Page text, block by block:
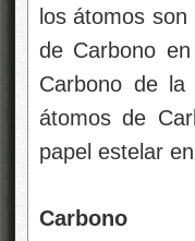
los átomos
de Carbono
Carbono de
átomos de
papel estelar
Carbono